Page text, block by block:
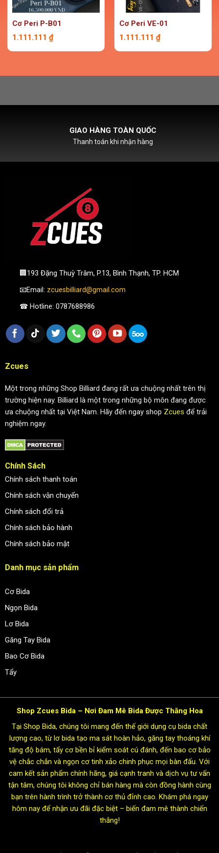
Cơ Peri P-B01
1.111.111 ₫
Cơ Peri VE-01
1.111.111 ₫
HỖ TRỢ PHÍ SHIPCOD
🏢193 Đặng Thuỳ Trâm, P.13, Bình Thạnh, TP. HCM
📧Email: zcuesbilliard@gmail.com
☎ Hotline: 0787688986
Zcues
Một trong những Shop Billiard đang rất ưa chuộng nhất trên thị
trường hiện nay. Billiard là một trong những bộ môn đang được
ưa chuộng nhất tại Việt Nam. Hãy đến ngay shop Zcues để trải
nghiệm ngay.
Chính Sách
Chính sách thanh toán
Chính sách vận chuyển
Chính sách đổi trả
Chính sách bảo hành
Chính sách bảo mật
Danh mục sản phẩm
Cơ Bida
Ngọn Bida
Lơ Bida
Găng Tay Bida
Bao Cơ Bida
Tẩy
Shop Zcues Bida – Nơi Đam Mê Bida Được Thăng Hoa
Tại Shop Bida, chúng tôi mang đến thế giới dụng cụ bida chất
lượng cao, từ lơ bida tạo ma sát hoàn hảo, găng tay thoáng khí
tăng độ bám, tẩy cơ bền bỉ kiểm soát cú đánh, đến bao cơ bảo
vệ chắc chắn và ngọn cơ tinh xảo chinh phục mọi bàn đấu. Với
cam kết sản phẩm chính hãng, giá cạnh tranh và dịch vụ tư vấn
tận tâm, chúng tôi không chỉ bán hàng mà còn đồng hành cùng
bạn trên hành trình trở thành cơ thủ đỉnh cao. Khám phá ngay
hôm nay để nhận ưu đãi đặc biệt – biến đam mê thành chiến
thắng!